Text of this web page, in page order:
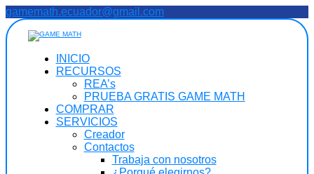
Saltar
al
contenido
gamemath.ecuador@gmail.com
INICIO
RECURSOS
REA’s
PRUEBA GRATIS GAME MATH
COMPRAR
SERVICIOS
Creador
Contactos
Trabaja con nosotros